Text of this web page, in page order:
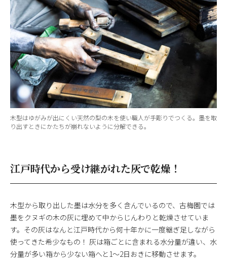
木型はゆがみが出にくい天然の梨の木を使い職人が手彫りでつくる。墨を取
り出すときにかたちが崩れないように分解できる。
江戸時代から受け継がれた灰で乾燥！
木型から取り出した墨は水分を多く含んでいるので、古梅園では
墨をクヌギの木の灰に埋めて中からじんわりと乾燥させていま
す。その灰はなんと江戸時代から何十年かに一度継ぎ足しながら
使ってきた希少なもの！ 灰は箱ごとに含まれる水分量が違い、水
分量が多い箱から少ない箱へと1〜2日おきに移動させます。